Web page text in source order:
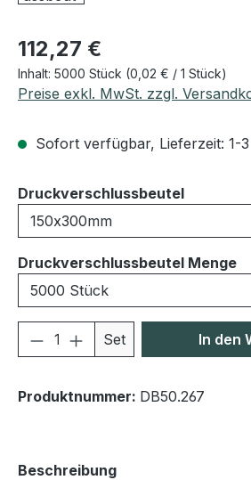
Regulärer Preis:
112,27 €
Inhalt: 5000 Stück (0,02 € / 1 Stück)
Preise exkl. MwSt. zzgl.
Sofort verfügbar, Lieferzeit: 1-3
Druckverschlussbeutel
Druckverschlussbeutel Menge
Produkt Anzahl: Gib
Set In den
Produktnummer: DB50.267
Beschreibung